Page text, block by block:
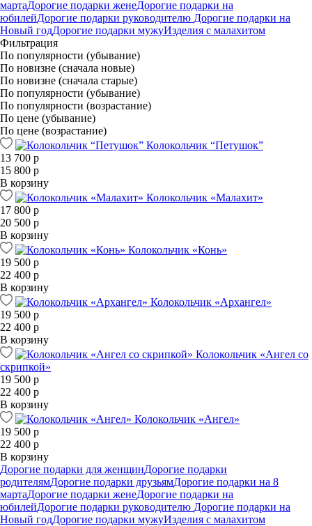
мартаДорогие подарки женеДорогие подарки на
юбилейДорогие подарки руководителю Дорогие подарки на
Новый годДорогие подарки мужуИзделия с малахитом
Фильтрация
По популярности (убывание)
По новизне (сначала новые)
По новизне (сначала старые)
По популярности (убывание)
По популярности (возрастание)
По цене (убывание)
По цене (возрастание)
Колокольчик “Петушок”
13 700 р
15 800 р
В корзину
Колокольчик «Малахит»
17 800 р
20 500 р
В корзину
Колокольчик «Конь»
19 500 р
22 400 р
В корзину
Колокольчик «Архангел»
19 500 р
22 400 р
В корзину
Колокольчик «Ангел со
скрипкой»
19 500 р
22 400 р
В корзину
Колокольчик «Ангел»
19 500 р
22 400 р
В корзину
Дорогие подарки для женщинДорогие подарки
родителямДорогие подарки друзьямДорогие подарки на 8
мартаДорогие подарки женеДорогие подарки на
юбилейДорогие подарки руководителю Дорогие подарки на
Новый годДорогие подарки мужуИзделия с малахитом